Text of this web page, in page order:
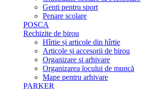
Genti pentru sport
Penare scolare
POSCA
Rechizite de birou
Hîrtie și articole din hîrtie
Articole și accesorii de birou
Organizare si arhivare
Organizarea locului de muncă
Mape pentru arhivare
PARKER